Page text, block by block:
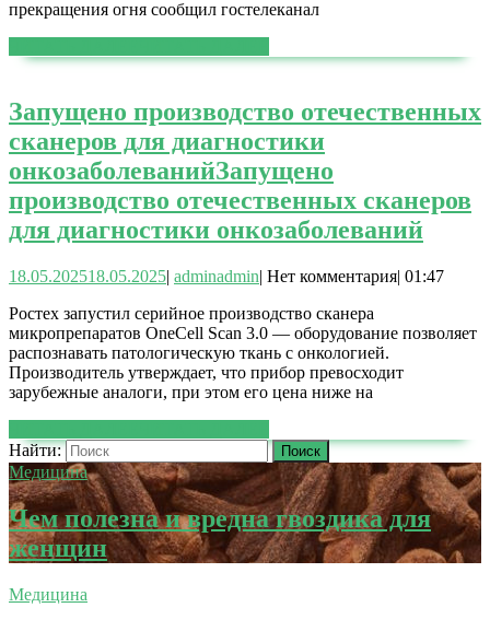
прекращения огня сообщил гостелеканал
Запущено производство отечественных
сканеров для диагностики
онкозаболеванийЗапущено
производство отечественных сканеров
для диагностики онкозаболеваний
18.05.202518.05.2025| adminadmin| Нет комментария| 01:47
Ростех запустил серийное производство сканера
микропрепаратов OneCell Scan 3.0 — оборудование позволяет
распознавать патологическую ткань с онкологией.
Производитель утверждает, что прибор превосходит
зарубежные аналоги, при этом его цена ниже на
Найти:
Медицина
Чем полезна и вредна гвоздика для
женщин
Медицина